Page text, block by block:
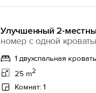
Улучшенный 2-
номер с одной
1 двухспальная кровать
25 m2
Комнат: 1